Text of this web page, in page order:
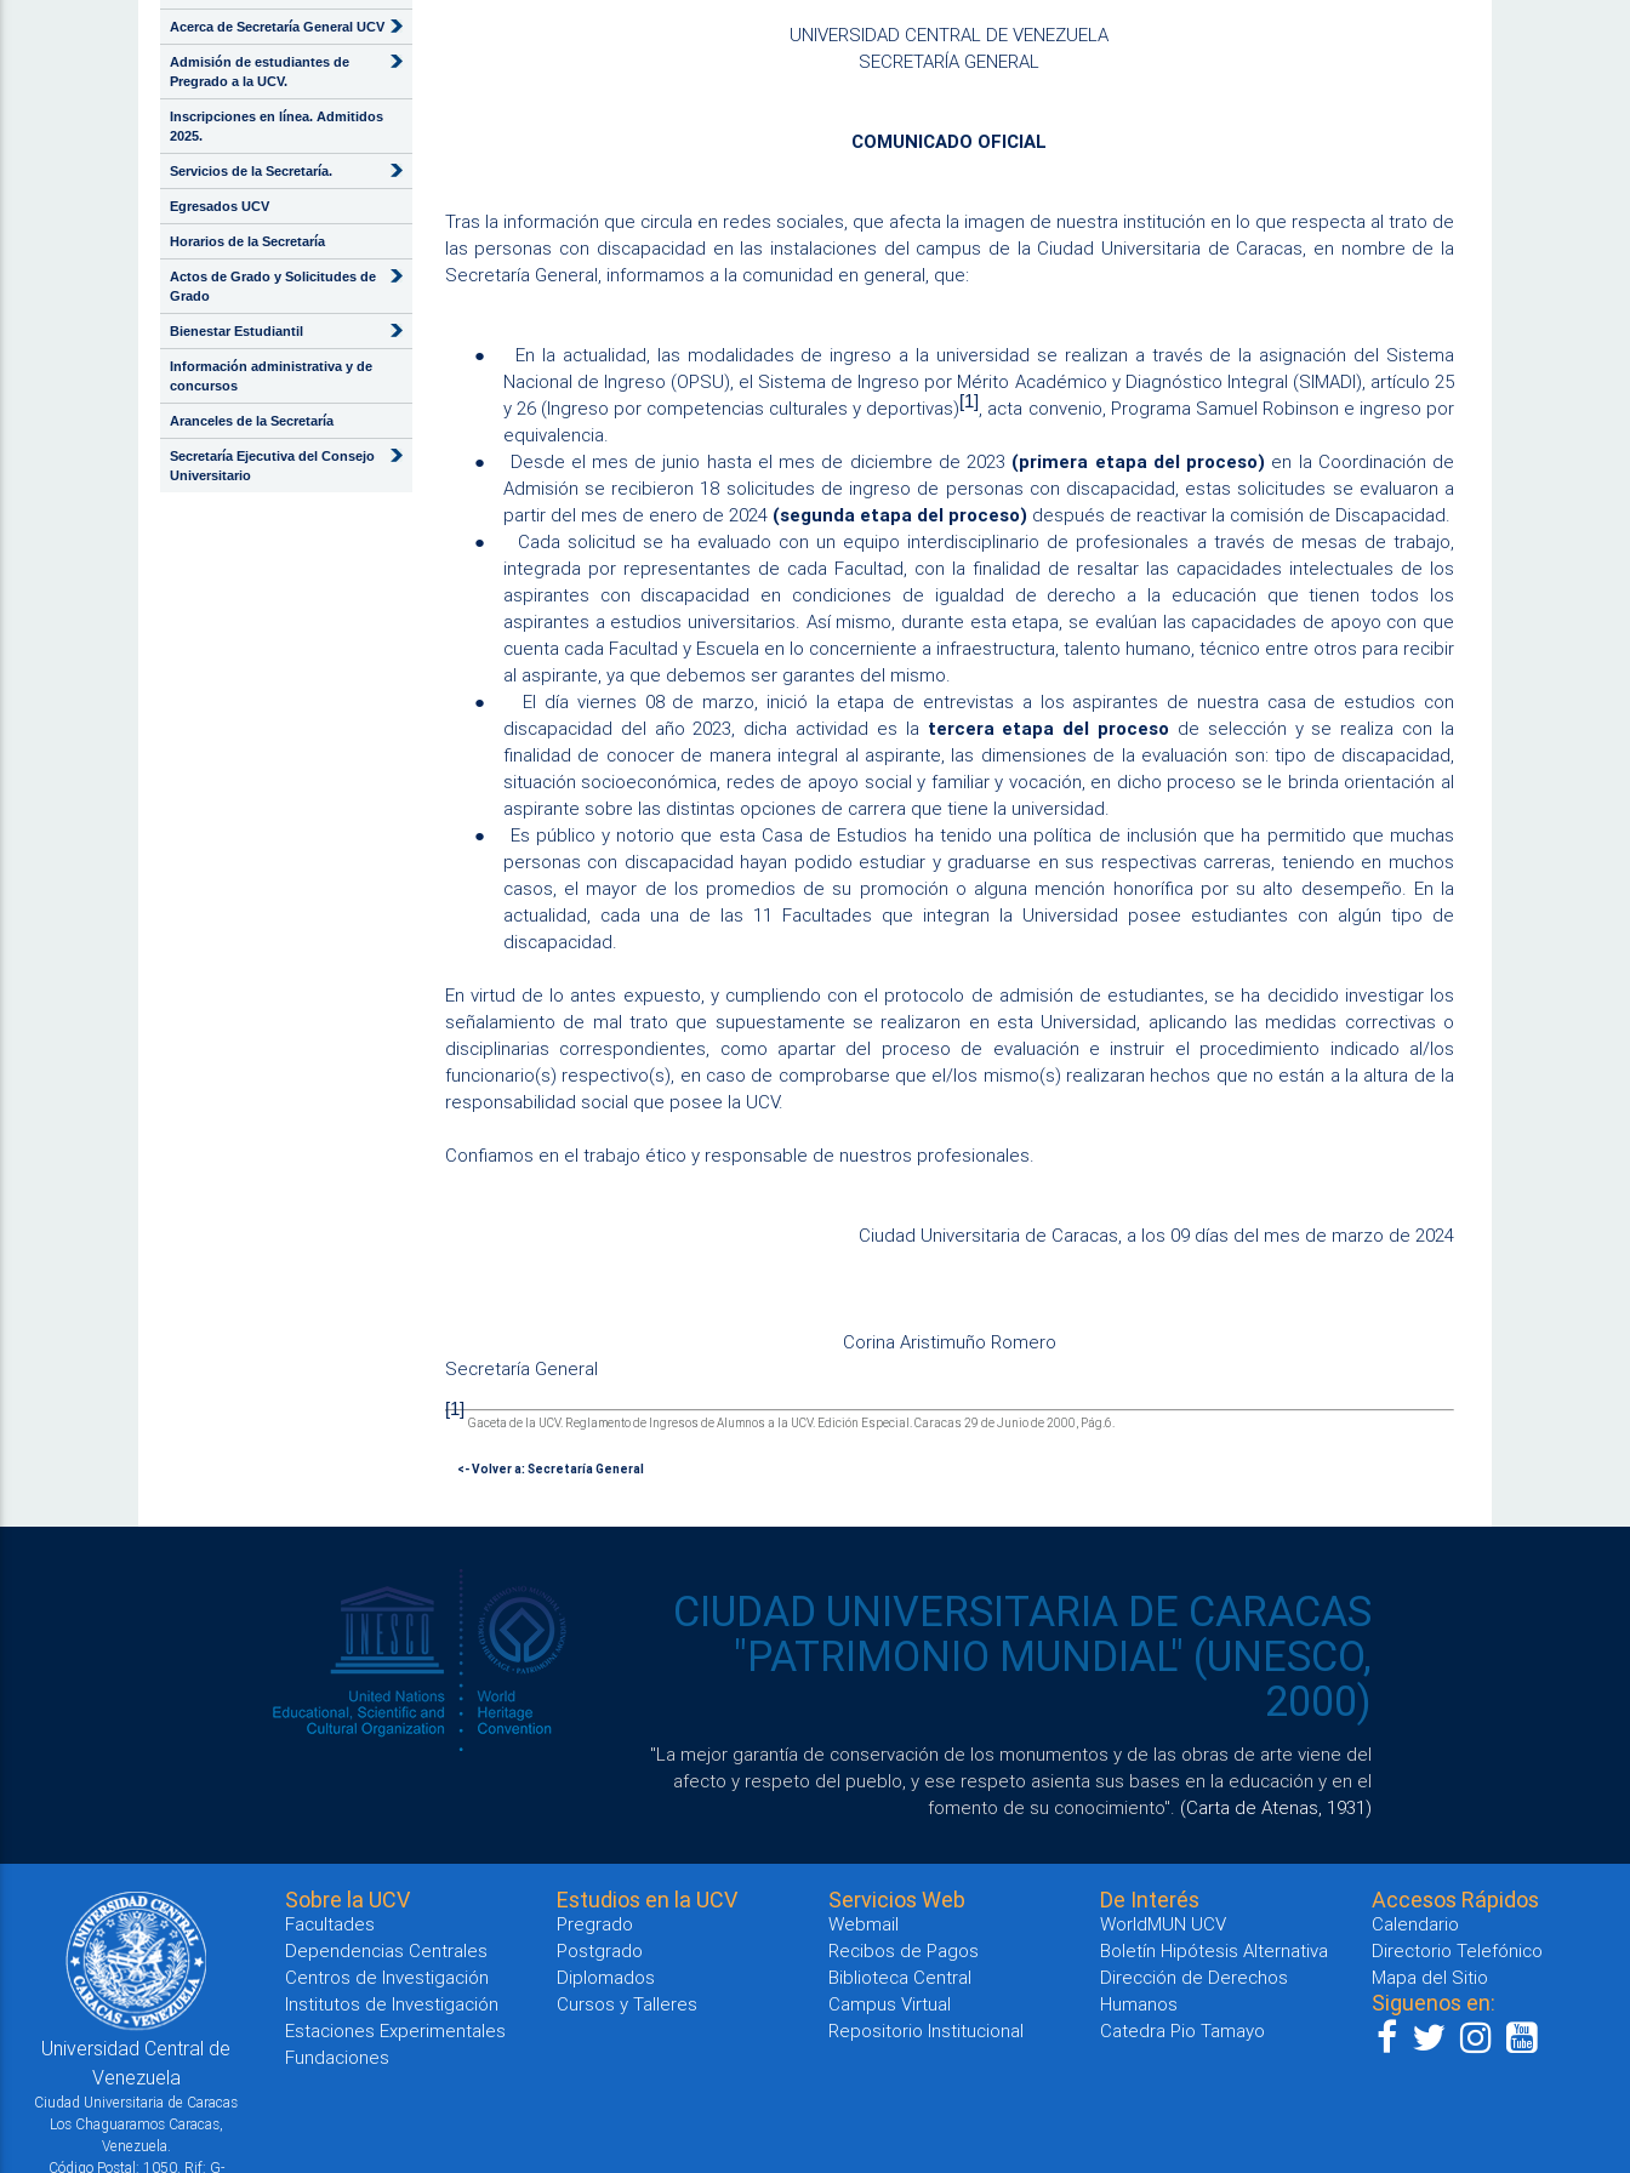
Acerca de Secretaría General UCV
Admisión de estudiantes de
Pregrado a la UCV.
Inscripciones en línea. Admitidos
2025.
Servicios de la Secretaría.
Egresados UCV
Horarios de la Secretaría
Actos de Grado y Solicitudes de
Grado
Bienestar Estudiantil
Información administrativa y de
concursos
Aranceles de la Secretaría
Secretaría Ejecutiva del Consejo
Universitario
UNIVERSIDAD CENTRAL DE VENEZUELA
SECRETARÍA GENERAL
COMUNICADO OFICIAL
Tras la información que circula en redes sociales, que afecta la imagen de nuestra institución en lo que respecta al trato de
las personas con discapacidad en las instalaciones del campus de la Ciudad Universitaria de Caracas, en nombre de la
Secretaría General, informamos a la comunidad en general, que:
●
En la actualidad, las modalidades de ingreso a la universidad se realizan a través de la asignación del Sistema
Nacional de Ingreso (OPSU), el Sistema de Ingreso por Mérito Académico y Diagnóstico Integral (SIMADI), artículo 25
y 26 (Ingreso por competencias culturales y deportivas)[1], acta convenio, Programa Samuel Robinson e ingreso por
equivalencia.
●
Desde el mes de junio hasta el mes de diciembre de 2023 (primera etapa del proceso) en la Coordinación de
Admisión se recibieron 18 solicitudes de ingreso de personas con discapacidad, estas solicitudes se evaluaron a
partir del mes de enero de 2024 (segunda etapa del proceso) después de reactivar la comisión de Discapacidad.
●
Cada solicitud se ha evaluado con un equipo interdisciplinario de profesionales a través de mesas de trabajo,
integrada por representantes de cada Facultad, con la finalidad de resaltar las capacidades intelectuales de los
aspirantes con discapacidad en condiciones de igualdad de derecho a la educación que tienen todos los
aspirantes a estudios universitarios. Así mismo, durante esta etapa, se evalúan las capacidades de apoyo con que
cuenta cada Facultad y Escuela en lo concerniente a infraestructura, talento humano, técnico entre otros para recibir
al aspirante, ya que debemos ser garantes del mismo.
●
El día viernes 08 de marzo, inició la etapa de entrevistas a los aspirantes de nuestra casa de estudios con
discapacidad del año 2023, dicha actividad es la tercera etapa del proceso de selección y se realiza con la
finalidad de conocer de manera integral al aspirante, las dimensiones de la evaluación son: tipo de discapacidad,
situación socioeconómica, redes de apoyo social y familiar y vocación, en dicho proceso se le brinda orientación al
aspirante sobre las distintas opciones de carrera que tiene la universidad.
●
Es público y notorio que esta Casa de Estudios ha tenido una política de inclusión que ha permitido que muchas
personas con discapacidad hayan podido estudiar y graduarse en sus respectivas carreras, teniendo en muchos
casos, el mayor de los promedios de su promoción o alguna mención honorífica por su alto desempeño. En la
actualidad, cada una de las 11 Facultades que integran la Universidad posee estudiantes con algún tipo de
discapacidad.
En virtud de lo antes expuesto, y cumpliendo con el protocolo de admisión de estudiantes, se ha decidido investigar los
señalamiento de mal trato que supuestamente se realizaron en esta Universidad, aplicando las medidas correctivas o
disciplinarias correspondientes, como apartar del proceso de evaluación e instruir el procedimiento indicado al/los
funcionario(s) respectivo(s), en caso de comprobarse que el/los mismo(s) realizaran hechos que no están a la altura de la
responsabilidad social que posee la UCV.
Confiamos en el trabajo ético y responsable de nuestros profesionales.
Ciudad Universitaria de Caracas, a los 09 días del mes de marzo de 2024
Corina Aristimuño Romero
Secretaría General
[1]
Gaceta de la UCV. Reglamento de Ingresos de Alumnos a la UCV. Edición Especial. Caracas 29 de Junio de 2000, Pág.6.
<- Volver a: Secretaría General
CIUDAD UNIVERSITARIA DE CARACAS
"PATRIMONIO MUNDIAL" (UNESCO,
2000)
"La mejor garantía de conservación de los monumentos y de las obras de arte viene del
afecto y respeto del pueblo, y ese respeto asienta sus bases en la educación y en el
fomento de su conocimiento". (Carta de Atenas, 1931)
Universidad Central de
Venezuela
Ciudad Universitaria de Caracas
Los Chaguaramos Caracas,
Venezuela.
Código Postal: 1050. Rif: G-
Sobre la UCV
Facultades
Dependencias Centrales
Centros de Investigación
Institutos de Investigación
Estaciones Experimentales
Fundaciones
Estudios en la UCV
Pregrado
Postgrado
Diplomados
Cursos y Talleres
Servicios Web
Webmail
Recibos de Pagos
Biblioteca Central
Campus Virtual
Repositorio Institucional
De Interés
WorldMUN UCV
Boletín Hipótesis Alternativa
Dirección de Derechos
Humanos
Catedra Pio Tamayo
Accesos Rápidos
Calendario
Directorio Telefónico
Mapa del Sitio
Siguenos en: